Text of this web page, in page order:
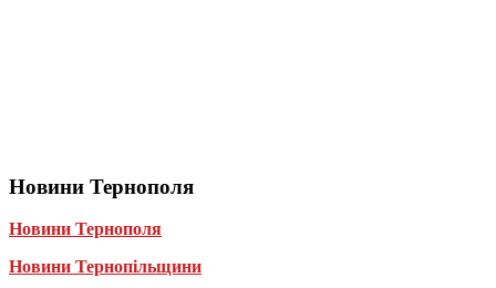
Новини Тернополя
Новини Тернополя
Новини Тернопільщини